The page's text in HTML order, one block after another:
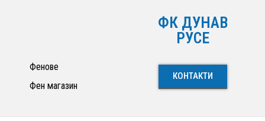
ФК ДУНАВ
РУСЕ
Фенове
Фен магазин
КОНТАКТИ